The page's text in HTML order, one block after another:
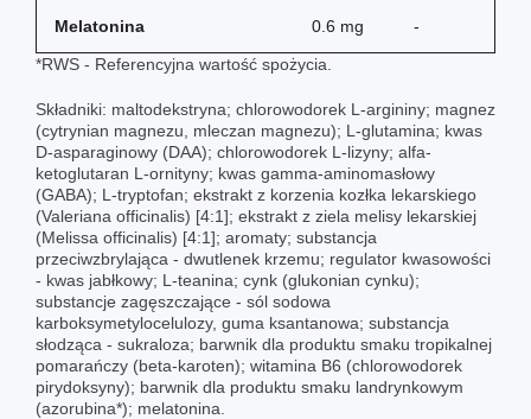
Melatonina 0.6 mg
-
*RWS - Referencyjna wartość spożycia.
Składniki: maltodekstryna; chlorowodorek L-argininy; magnez
(cytrynian magnezu, mleczan magnezu); L-glutamina; kwas
D-asparaginowy (DAA); chlorowodorek L-lizyny; alfa-
ketoglutaran L-ornityny; kwas gamma-aminomasłowy
(GABA); L-tryptofan; ekstrakt z korzenia kozłka lekarskiego
(Valeriana officinalis) [4:1]; ekstrakt z ziela melisy lekarskiej
(Melissa officinalis) [4:1]; aromaty; substancja
przeciwzbrylająca - dwutlenek krzemu; regulator kwasowości
- kwas jabłkowy; L-teanina; cynk (glukonian cynku);
substancje zagęszczające - sól sodowa
karboksymetylocelulozy, guma ksantanowa; substancja
słodząca - sukraloza; barwnik dla produktu smaku tropikalnej
pomarańczy (beta-karoten); witamina B6 (chlorowodorek
pirydoksyny); barwnik dla produktu smaku landrynkowym
(azorubina*); melatonina.